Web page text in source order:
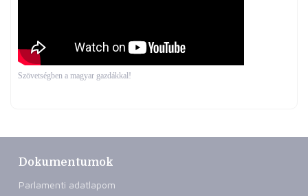
Szövetségben a magyar gazdákkal!
Dokumentumok
Parlamenti adatlapom